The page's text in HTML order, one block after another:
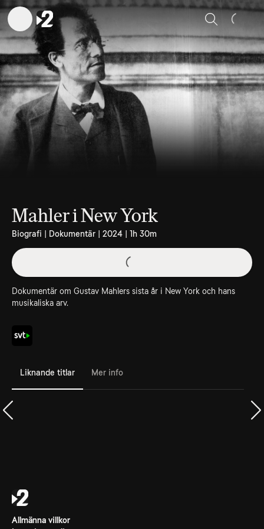
Sök
Mahler i New York
Biografi | Dokumentär | 2024 | 1h 30m
Dokumentär om Gustav Mahlers sista år i New York och hans
musikaliska arv.
Liknande titlar Mer info
Allmänna villkor